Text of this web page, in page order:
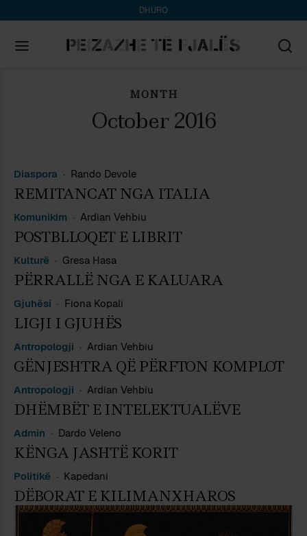
DHURO
MONTH
October 2016
Diaspora Rando Devole
REMITANCAT NGA ITALIA
Komunikim Ardian Vehbiu
POSTBLLOQET E LIBRIT
Kulturë Gresa Hasa
PËRRALLË NGA E KALUARA
Gjuhësi Fiona Kopali
LIGJI I GJUHËS
Antropologji Ardian Vehbiu
GËNJESHTRA QË PËRFTON KOMPLOT
Antropologji Ardian Vehbiu
DHËMBËT E INTELEKTUALËVE
Admin Dardo Veleno
KËNGA JASHTË KORIT
Politikë Kapedani
DËBORAT E KILIMANXHAROS